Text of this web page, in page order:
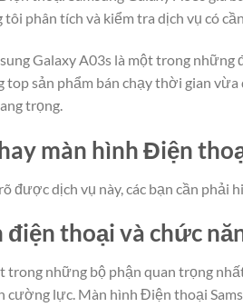
tôi phân tích và kiểm tra dịch vụ có
Galaxy A03s là một trong
sản phẩm bán chạy thời gian
trọng.
màn hình Điện
được dịch vụ này, các bạn cần phải
điện thoại và chức
trong những bộ phận quan trọng
cường lực. Màn hình Điện thoại